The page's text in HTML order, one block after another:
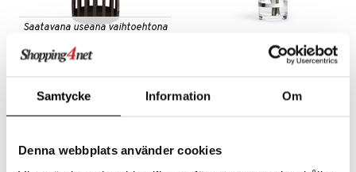
Samtycke Information Om
Denna webbplats använder cookies
Saatavana useana vaihtoehtona
Day Turuncu Hurricane
alk.24 € (37,99€)
Hold kynttilälyhty/vaasi